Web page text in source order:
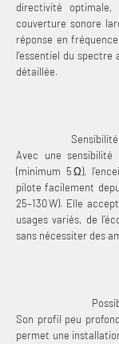
directivité
couverture sonore
réponse en
l’essentiel du
détaillée.
Avec une
(minimum 5 Ω),
pilote facilement
25–130 W). Elle
usages variés, de
sans nécessiter des
Son profil peu
permet une